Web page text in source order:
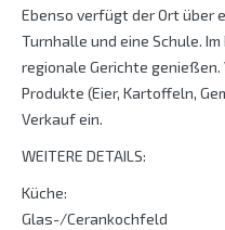
Ebenso verfügt der Ort über
Turnhalle und eine Schule.
regionale Gerichte
Produkte (Eier, Kartoffeln,
Verkauf ein.
WEITERE DETAILS:
Küche:
Glas-/Cerankochfeld